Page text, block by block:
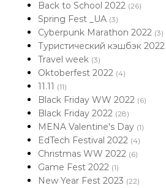
Back to School 2022 (26)
Spring Fest _UA (3)
Cyberpunk Marathon 2022 (3)
Туристический кэшбэк 2022
Travel week (3)
Oktoberfest 2022 (4)
11.11 (11)
Black Friday WW 2022 (6)
Black Friday 2022 (28)
MENA Valentine's Day (1)
EdTech Festival 2022 (4)
Christmas WW 2022 (6)
Game Fest 2022 (1)
New Year Fest 2023 (22)